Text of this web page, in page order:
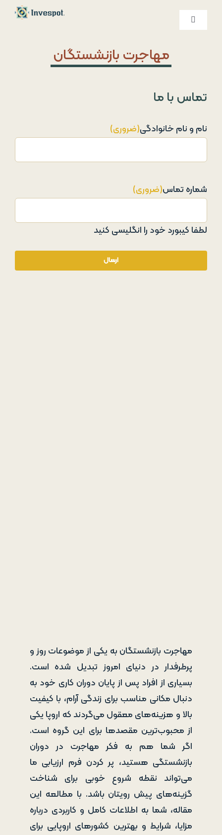
Skip
کنترلر
مهاجرت بازنشستگان
تماس با ما
نام و نام خانوادگی(ضروری)
شماره تماس(ضروری)
لطفا کیبورد خود را انگلیسی کنید
مهاجرت بازنشستگان به یکی از موضوعات روز و
پرطرفدار در دنیای امروز تبدیل شده است.
بسیاری از افراد پس از پایان دوران کاری خود به
دنبال مکانی مناسب برای زندگی آرام، با کیفیت
بالا و هزینه‌های معقول می‌گردند که اروپا یکی
از محبوب‌ترین مقصدها برای این گروه است.
اگر شما هم به فکر مهاجرت در دوران
بازنشستگی هستید، پر کردن فرم ارزیابی ما
می‌تواند نقطه شروع خوبی برای شناخت
گزینه‌های پیش رویتان باشد. با مطالعه این
مقاله، شما به اطلاعات کامل و کاربردی درباره
مزایا، شرایط و بهترین کشورهای اروپایی برای